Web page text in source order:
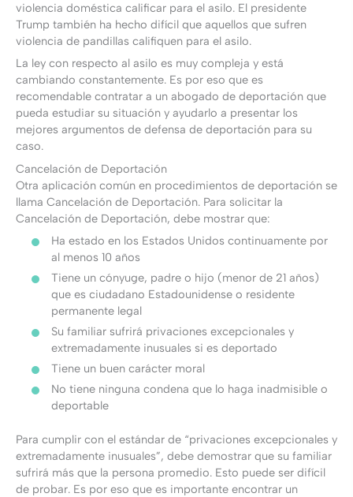
violencia doméstica calificar para el asilo. El presidente
Trump también ha hecho difícil que aquellos que sufren
violencia de pandillas califiquen para el asilo.
La ley con respecto al asilo es muy compleja y está
cambiando constantemente. Es por eso que es
recomendable contratar a un abogado de deportación que
pueda estudiar su situación y ayudarlo a presentar los
mejores argumentos de defensa de deportación para su
caso.
Cancelación de Deportación
Otra aplicación común en procedimientos de deportación se
llama Cancelación de Deportación. Para solicitar la
Cancelación de Deportación, debe mostrar que:
Ha estado en los Estados Unidos continuamente por
al menos 10 años
Tiene un cónyuge, padre o hijo (menor de 21 años)
que es ciudadano Estadounidense o residente
permanente legal
Su familiar sufrirá privaciones excepcionales y
extremadamente inusuales si es deportado
Tiene un buen carácter moral
No tiene ninguna condena que lo haga inadmisible o
deportable
Para cumplir con el estándar de “privaciones excepcionales y
extremadamente inusuales”, debe demostrar que su familiar
sufrirá más que la persona promedio. Esto puede ser difícil
de probar. Es por eso que es importante encontrar un